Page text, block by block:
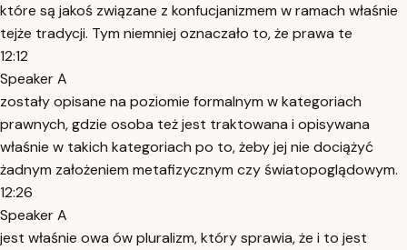
które są jakoś związane z konfucjanizmem w ramach właśnie
tejże tradycji. Tym niemniej oznaczało to, że prawa te
12:12
Speaker A
zostały opisane na poziomie formalnym w kategoriach
prawnych, gdzie osoba też jest traktowana i opisywana
właśnie w takich kategoriach po to, żeby jej nie dociążyć
żadnym założeniem metafizycznym czy światopoglądowym.
12:26
Speaker A
jest właśnie owa ów pluralizm, który sprawia, że i to jest